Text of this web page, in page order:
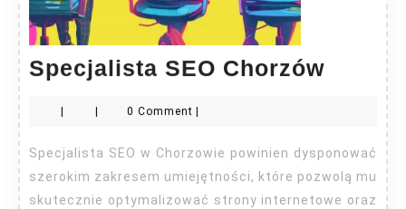
Specjalista SEO Chorzów
| | 0 Comment |
Specjalista SEO w Chorzowie powinien dysponować
szerokim zakresem umiejętności, które pozwolą mu
skutecznie optymalizować strony internetowe oraz